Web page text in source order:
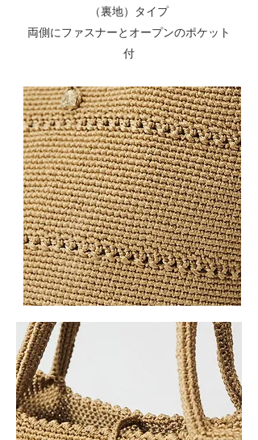
（裏地）タイプ
両側にファスナーとオープンのポケット
付